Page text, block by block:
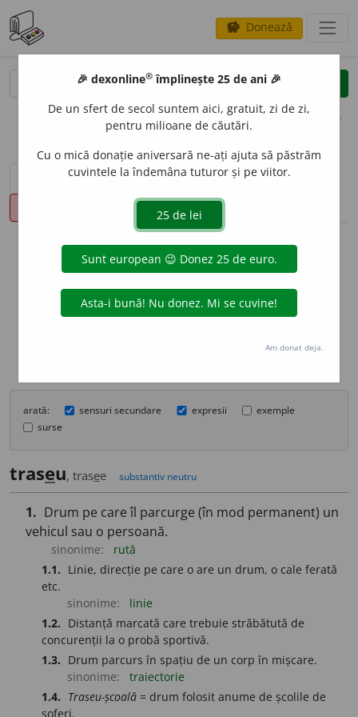
savings Donează
clear
opțiuni
sinteza definițiilor (1) definiții (21)
declinări
info
Aceste definiții sunt compilate de
echipa dexonline. Definițiile
originale se află pe filadefiniții.
Puteți reordona filele pe pagina de
arată: sensuri secundare expresii
exemple
surse
traseu, trasee substantiv neutru
1. Drum pe care îl parcurge (în mod permanent) un
vehicul sau o persoană.
sinonime:
rută
1.1. Linie, direcție pe care o are un drum, o cale ferată
etc.
sinonime:
linie
1.2. Distanță marcată care trebuie străbătută de
concurenții la o probă sportivă.
1.3. Drum parcurs în spațiu de un corp în mișcare.
sinonime:
traiectorie
1.4. Traseu-școală = drum folosit anume de școlile de
șoferi.
🎉 dexonline® împlinește 25 de ani 🎉
De un sfert de secol suntem aici, gratuit, zi de zi,
pentru milioane de căutări.
Cu o mică donație aniversară ne-ați ajuta să păstrăm
cuvintele la îndemâna tuturor și pe viitor.
Am donat deja.